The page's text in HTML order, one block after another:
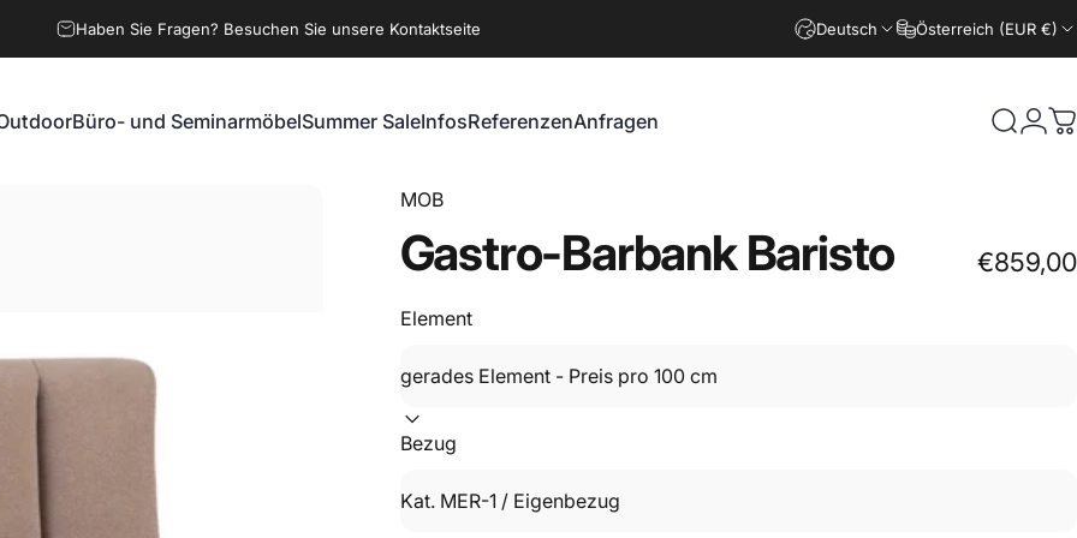
Haben Sie Fragen? Besuchen Sie unsere Kontaktseite Deutsch Österreich (EUR €)
Büro- und SeminarmöbelSummer SaleInfosReferenzenAnfragen Suche
MOB
Gastro-Barbank Baristo €859,00
Element
Bezug